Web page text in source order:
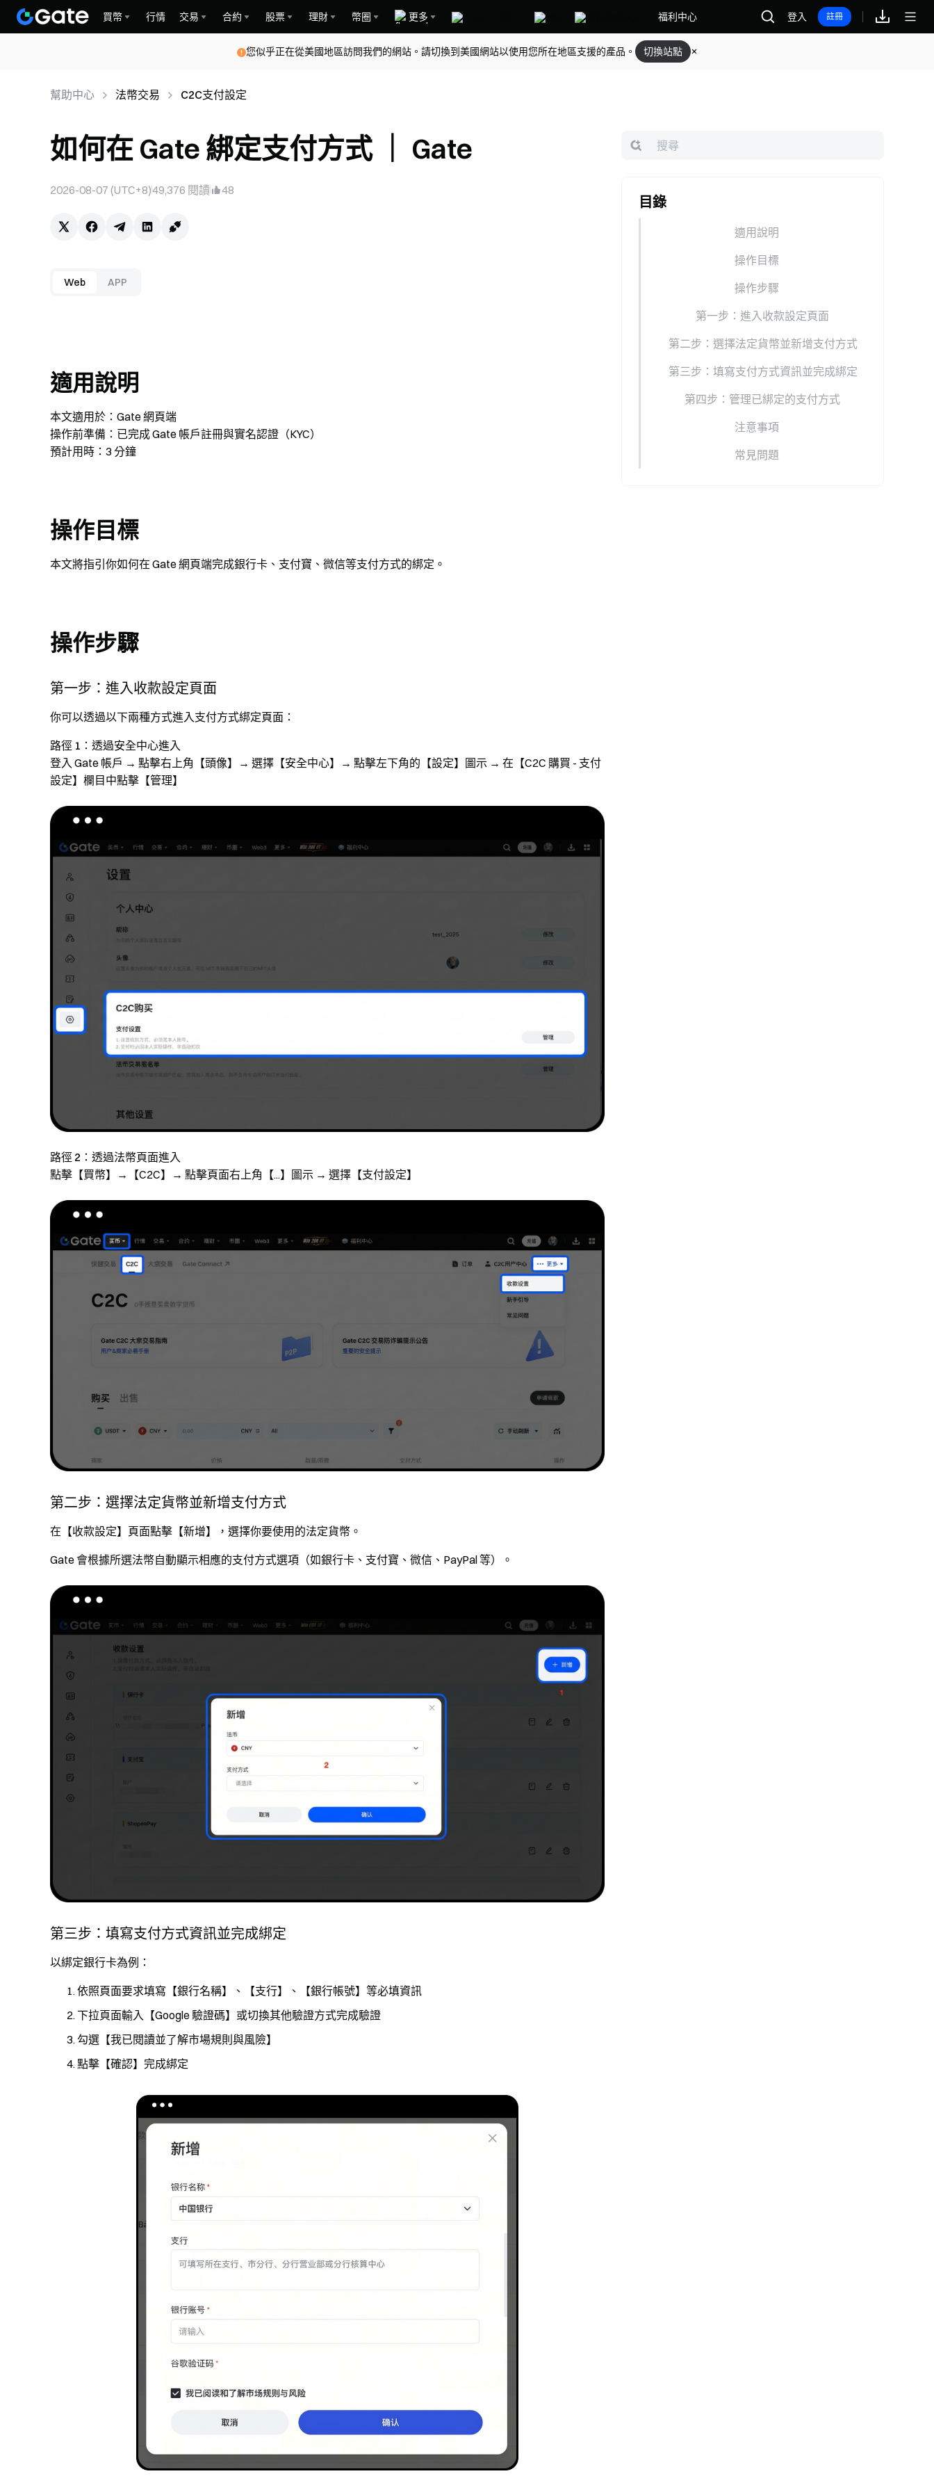
買幣 行情 交易 合約 股票 理財 幣圈 更多 福利中心 登入 註冊
您似乎正在從美國地區訪問我們的網站。請切換到美國網站以使用您所在地區支援的產品。 切換站點
幫助中心 法幣交易 C2C支付設定
如何在 Gate 綁定支付方式 ｜ Gate
2026-08-07 (UTC+8)49,376 閱讀 48
Web APP
適用說明
本文適用於：Gate 網頁端
操作前準備：已完成 Gate 帳戶註冊與實名認證（KYC）
預計用時：3 分鐘
操作目標
本文將指引你如何在 Gate 網頁端完成銀行卡、支付寶、微信等支付方式的綁定。
操作步驟
第一步：進入收款設定頁面
你可以透過以下兩種方式進入支付方式綁定頁面：
路徑 1：透過安全中心進入
登入 Gate 帳戶 → 點擊右上角【頭像】→ 選擇【安全中心】→ 點擊左下角的【設定】圖示 → 在【C2C 購買 - 支付
設定】欄目中點擊【管理】
路徑 2：透過法幣頁面進入
點擊【買幣】→【C2C】→ 點擊頁面右上角【...】圖示 → 選擇【支付設定】
第二步：選擇法定貨幣並新增支付方式
在【收款設定】頁面點擊【新增】，選擇你要使用的法定貨幣。
Gate 會根據所選法幣自動顯示相應的支付方式選項（如銀行卡、支付寶、微信、PayPal 等）。
第三步：填寫支付方式資訊並完成綁定
以綁定銀行卡為例：
依照頁面要求填寫【銀行名稱】、【支行】、【銀行帳號】等必填資訊
下拉頁面輸入【Google 驗證碼】或切換其他驗證方式完成驗證
勾選【我已閱讀並了解市場規則與風險】
點擊【確認】完成綁定
目錄
適用說明
操作目標
操作步驟
第一步：進入收款設定頁面
第二步：選擇法定貨幣並新增支付方式
第三步：填寫支付方式資訊並完成綁定
第四步：管理已綁定的支付方式
注意事項
常見問題